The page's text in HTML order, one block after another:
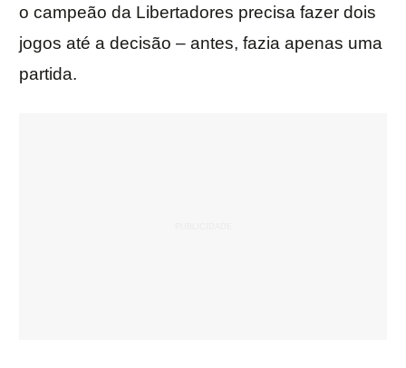
o campeão da Libertadores precisa fazer dois
jogos até a decisão – antes, fazia apenas uma
partida.